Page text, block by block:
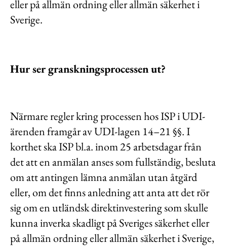
eller på allmän ordning eller allmän säkerhet i
Sverige.
Hur ser granskningsprocessen ut?
Närmare regler kring processen hos ISP i UDI-
ärenden framgår av UDI-lagen 14–21 §§. I
korthet ska ISP bl.a. inom 25 arbetsdagar från
det att en anmälan anses som fullständig, besluta
om att antingen lämna anmälan utan åtgärd
eller, om det finns anledning att anta att det rör
sig om en utländsk direktinvestering som skulle
kunna inverka skadligt på Sveriges säkerhet eller
på allmän ordning eller allmän säkerhet i Sverige,